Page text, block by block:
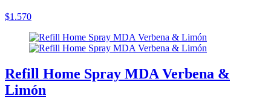
$1.570
Refill Home Spray MDA Verbena &
Limón